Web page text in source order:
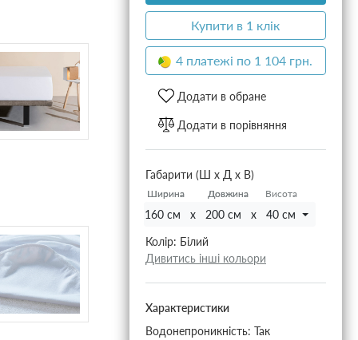
Купити в 1 клік
4 платежі по 1 104 грн.
Додати в обране
Додати в порівняння
Габарити (Ш х Д х В)
Ширина Довжина
Ширина Довжина Висота
160 см x 200 см x 40 см
Колір: Білий
Дивитись інші кольори
Характеристики
Водонепроникність: Так